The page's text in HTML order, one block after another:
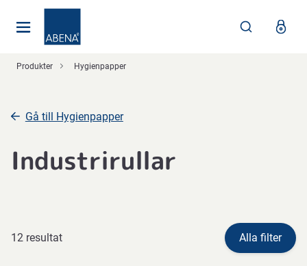
Produkter Hygienpapper
Gå till Hygienpapper
Industrirullar
12 resultat Alla filter